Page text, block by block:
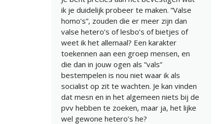
ik je duidelijk probeer te maken. ”Valse
homo’s”, zouden die er meer zijn dan
valse hetero’s of lesbo’s of bietjes of
weet ik het allemaal? Een karakter
toekennen aan een groep mensen, en
die dan in jouw ogen als ”vals”
bestempelen is nou niet waar ik als
socialist op zit te wachten. Je kan vinden
dat mesn en in het algemeen niets bij de
pvv hebben te zoeken, maar ja, het lijke
wel gewone hetero’s he?